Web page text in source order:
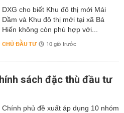
DXG cho biết Khu đô thị mới Mái
Dầm và Khu đô thị mới tại xã Bá
Hiến không còn phù hợp với...
CHỦ ĐẦU TƯ 10 giờ trước
sách đặc thù đầu tư
Chính phủ đề xuất áp dụng 10 nhóm